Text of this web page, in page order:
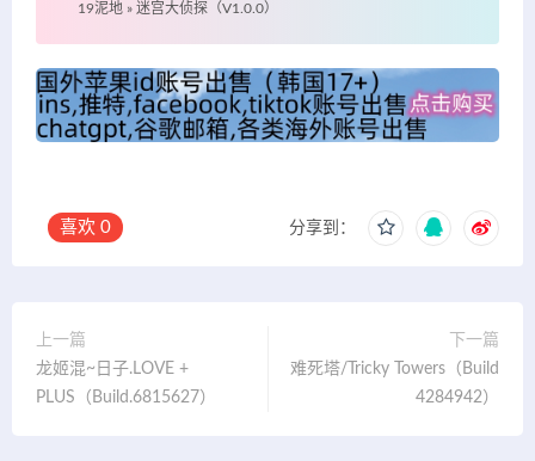
19泥地 » 迷宫大侦探（V1.0.0）
喜欢 0 分享到：
上一篇
龙姬混~日子.LOVE +
PLUS（Build.6815627）
下一篇
难死塔/Tricky Towers（Build
4284942）